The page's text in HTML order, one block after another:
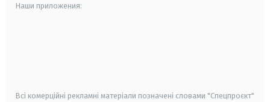
Наши приложения:
Всі комерційні рекламні матеріали позначені словами "Спецпроєкт"